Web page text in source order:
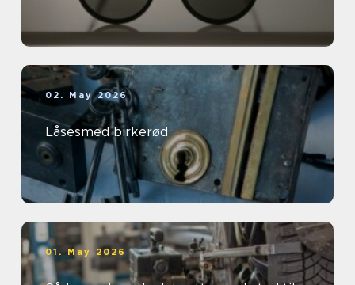
02. May 2026
Låsesmed birkerød
01. May 2026